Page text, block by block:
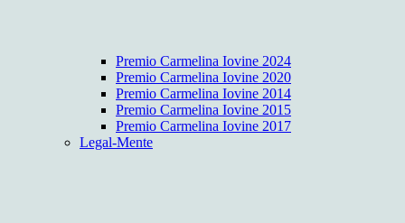
Premio Carmelina Iovine 2024
Premio Carmelina Iovine 2020
Premio Carmelina Iovine 2014
Premio Carmelina Iovine 2015
Premio Carmelina Iovine 2017
Legal-Mente